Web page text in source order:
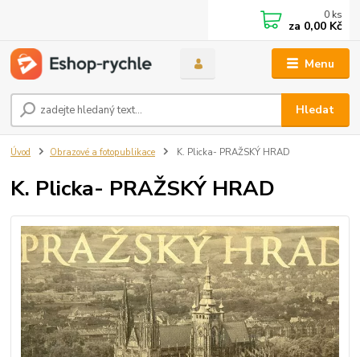
Menu
Hledat
0 ks
za 0,00 Kč
Úvod Obrazové a fotopublikace K. Plicka- PRAŽSKÝ HRAD
K. Plicka- PRAŽSKÝ HRAD